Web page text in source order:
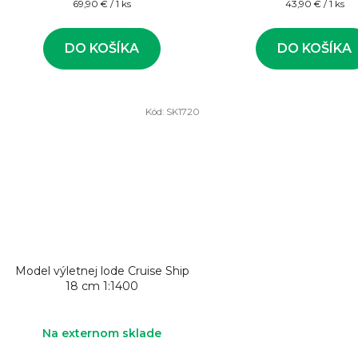
Jednotková
69,90 € / 1 ks
DO KOŠÍKA
Jednotková
43,90 € / 1 ks
DO KOŠÍKA
Model výletnej lode Cruise Ship
18 cm 1:1400
Na externom sklade
Kód: SK1720